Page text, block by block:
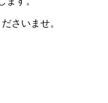
さいませ。